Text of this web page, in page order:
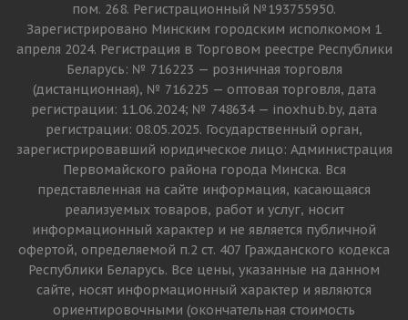
пом. 268. Регистрационный №193755950.
Зарегистрировано Минским городским исполкомом 1
апреля 2024. Регистрация в Торговом реестре Республики
Беларусь: № 716223 — розничная торговля
(дистанционная), № 716225 — оптовая торговля, дата
регистрации: 11.06.2024; № 748634 — inoxhub.by, дата
регистрации: 08.05.2025. Государственный орган,
зарегистрировавший юридическое лицо: Администрация
Первомайского района города Минска. Вся
представленная на сайте информация, касающаяся
реализуемых товаров, работ и услуг, носит
информационный характер и не является публичной
офертой, определяемой п.2 ст. 407 Гражданского кодекса
Республики Беларусь. Все цены, указанные на данном
сайте, носят информационный характер и являются
ориентировочными (окончательная стоимость